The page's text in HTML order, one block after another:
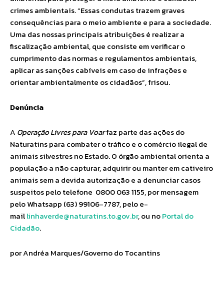
crimes ambientais. “Essas condutas trazem graves
consequências para o meio ambiente e para a sociedade.
Uma das nossas principais atribuições é realizar a
fiscalização ambiental, que consiste em verificar o
cumprimento das normas e regulamentos ambientais,
aplicar as sanções cabíveis em caso de infrações e
orientar ambientalmente os cidadãos”, frisou.
Denúncia
A Operação Livres para Voarfaz parte das ações do
Naturatins para combater o tráfico e o comércio ilegal de
animais silvestres no Estado. O órgão ambiental orienta a
população a não capturar, adquirir ou manter em cativeiro
animais sem a devida autorização e a denunciar casos
suspeitos pelo telefone 0800 063 1155, por mensagem
pelo Whatsapp (63) 99106-7787, pelo e-
maillinhaverde@naturatins.to.gov.br, ou noPortal do
Cidadão.
por Andréa Marques/Governo do Tocantins